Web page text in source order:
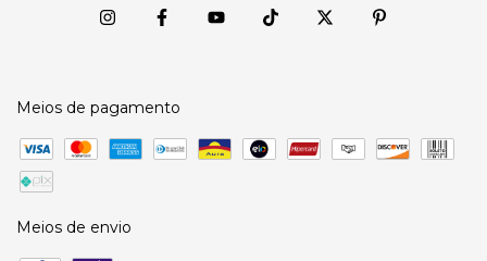
Meios de pagamento
Meios de envio